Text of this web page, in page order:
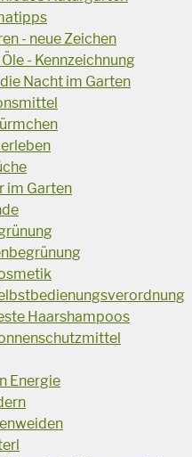
- neue Zeichen
- Kennzeichnung
Nacht im Garten
im Garten
Haarshampoos
Energie